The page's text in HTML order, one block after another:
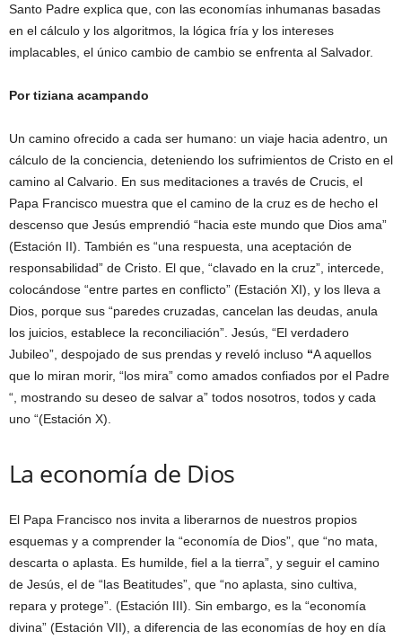
Santo Padre explica que, con las economías inhumanas basadas
en el cálculo y los algoritmos, la lógica fría y los intereses
implacables, el único cambio de cambio se enfrenta al Salvador.
Por tiziana acampando
Un camino ofrecido a cada ser humano: un viaje hacia adentro, un
cálculo de la conciencia, deteniendo los sufrimientos de Cristo en el
camino al Calvario. En sus meditaciones a través de Crucis, el
Papa Francisco muestra que el camino de la cruz es de hecho el
descenso que Jesús emprendió “hacia este mundo que Dios ama”
(Estación II). También es “una respuesta, una aceptación de
responsabilidad” de Cristo. El que, “clavado en la cruz”, intercede,
colocándose “entre partes en conflicto” (Estación XI), y los lleva a
Dios, porque sus “paredes cruzadas, cancelan las deudas, anula
los juicios, establece la reconciliación”. Jesús, “El verdadero
Jubileo”, despojado de sus prendas y reveló incluso “A aquellos
que lo miran morir, “los mira” como amados confiados por el Padre
“, mostrando su deseo de salvar a” todos nosotros, todos y cada
uno “(Estación X).
La economía de Dios
El Papa Francisco nos invita a liberarnos de nuestros propios
esquemas y a comprender la “economía de Dios”, que “no mata,
descarta o aplasta. Es humilde, fiel a la tierra”, y seguir el camino
de Jesús, el de “las Beatitudes”, que “no aplasta, sino cultiva,
repara y protege”. (Estación III). Sin embargo, es la “economía
divina” (Estación VII), a diferencia de las economías de hoy en día